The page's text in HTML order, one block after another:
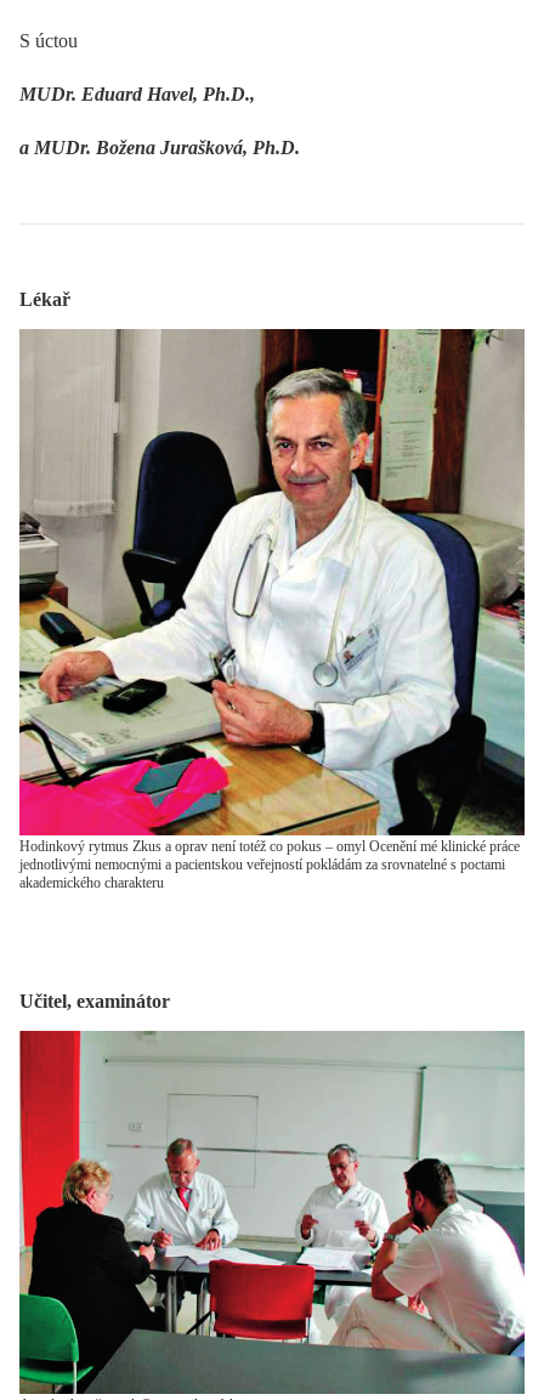
S úctou
MUDr. Eduard Havel, Ph.D.,
a MUDr. Božena Jurašková, Ph.D.
Lékař
Hodinkový rytmus Zkus a oprav není totéž co pokus – omyl Ocenění mé klinické práce
jednotlivými nemocnými a pacientskou veřejností pokládám za srovnatelné s poctami
akademického charakteru
Učitel, examinátor